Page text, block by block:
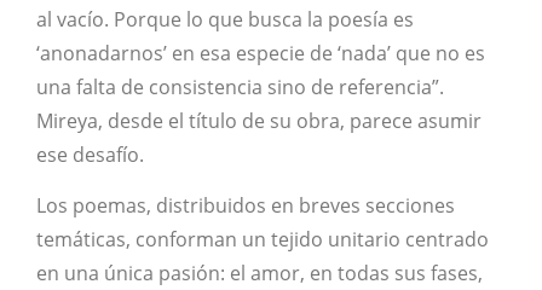
al vacío. Porque lo que busca la poesía es
‘anonadarnos’ en esa especie de ‘nada’ que no es
una falta de consistencia sino de referencia”.
Mireya, desde el título de su obra, parece asumir
ese desafío.
Los poemas, distribuidos en breves secciones
temáticas, conforman un tejido unitario centrado
en una única pasión: el amor, en todas sus fases,